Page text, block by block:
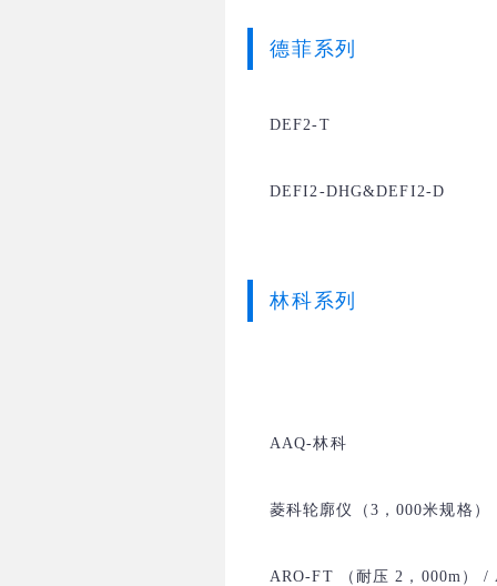
德菲系列
DEF2-T
DEFI2-DHG&DEFI2-D
林科系列
AAQ-林科
菱科轮廓仪（3，000米规格）
ARO-FT （耐压 2，000m） /